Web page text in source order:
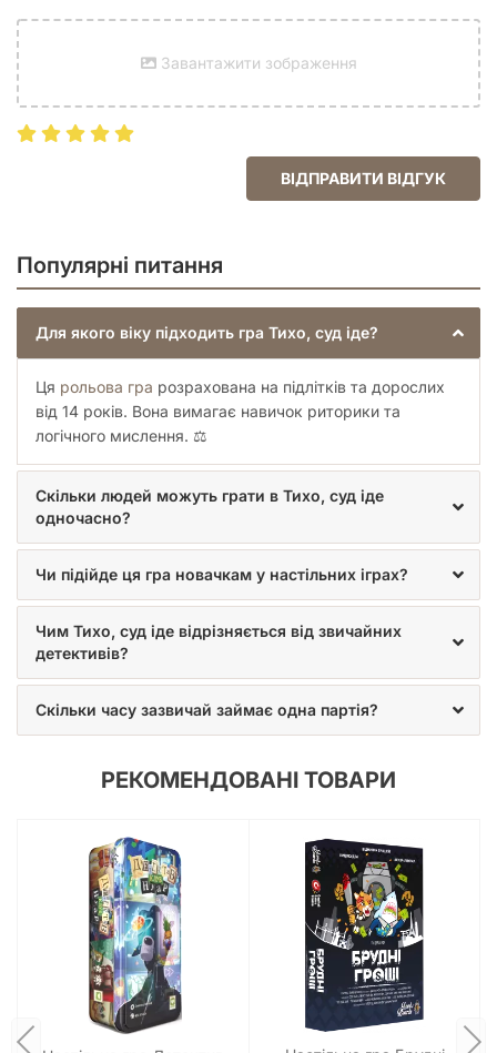
Завантажити зображення
ВІДПРАВИТИ ВІДГУК
Популярні питання
Для якого віку підходить гра Тихо, суд іде?
Ця рольова гра розрахована на підлітків та дорослих
від 14 років. Вона вимагає навичок риторики та
логічного мислення. ⚖️
Скільки людей можуть грати в Тихо, суд іде
одночасно?
Чи підійде ця гра новачкам у настільних іграх?
Чим Тихо, суд іде відрізняється від звичайних
детективів?
Скільки часу зазвичай займає одна партія?
РЕКОМЕНДОВАНІ ТОВАРИ